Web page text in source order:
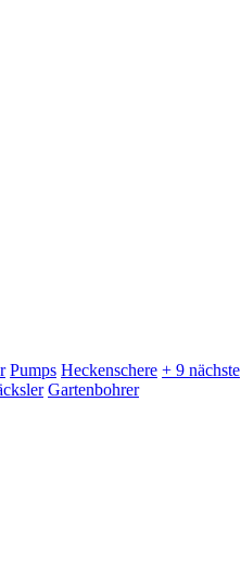
Pumps Heckenschere + 9 nächste
Gartenbohrer